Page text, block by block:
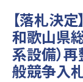
【落札決
和歌山県
系設備）
般競争入